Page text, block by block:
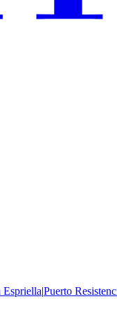
Espriella|Puerto